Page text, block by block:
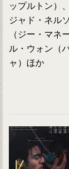
ップルトン）
ジャド・ネル
（ジー・マネ
ル・ウォン（
ャ）ほか